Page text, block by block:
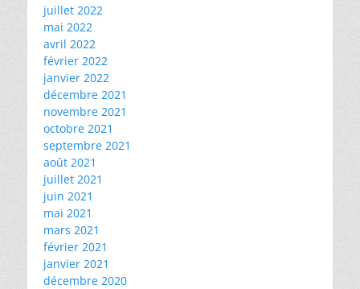
juillet 2022
mai 2022
avril 2022
février 2022
janvier 2022
décembre 2021
novembre 2021
octobre 2021
septembre 2021
août 2021
juillet 2021
juin 2021
mai 2021
mars 2021
février 2021
janvier 2021
décembre 2020